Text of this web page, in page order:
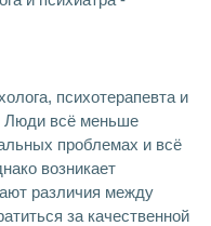
психотерапевта и
Люди всё меньше
проблемах и всё
возникает
различия между
за качественной